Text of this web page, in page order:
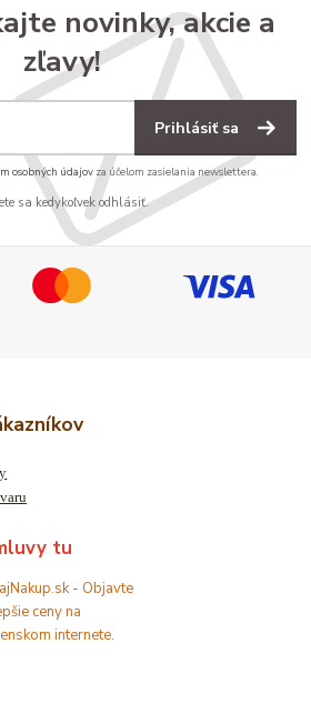
novinky, akcie a
zľavy!
Prihlásiť sa
osobných údajov za účelom zasielania newslettera.
sa kedykoľvek odhlásiť.
tu